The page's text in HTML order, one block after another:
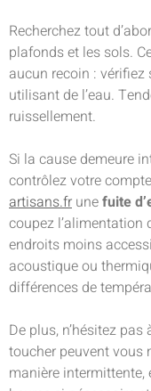
Recherchez tout
plafonds et les sols.
aucun recoin :
utilisant de l’eau.
ruissellement.
Si la cause demeure
contrôlez votre
artisans.fr unefuite
coupez l’alimentation
endroits moins
acoustique ou
différences de
De plus, n’hésitez
toucher peuvent vous
manière intermittente,